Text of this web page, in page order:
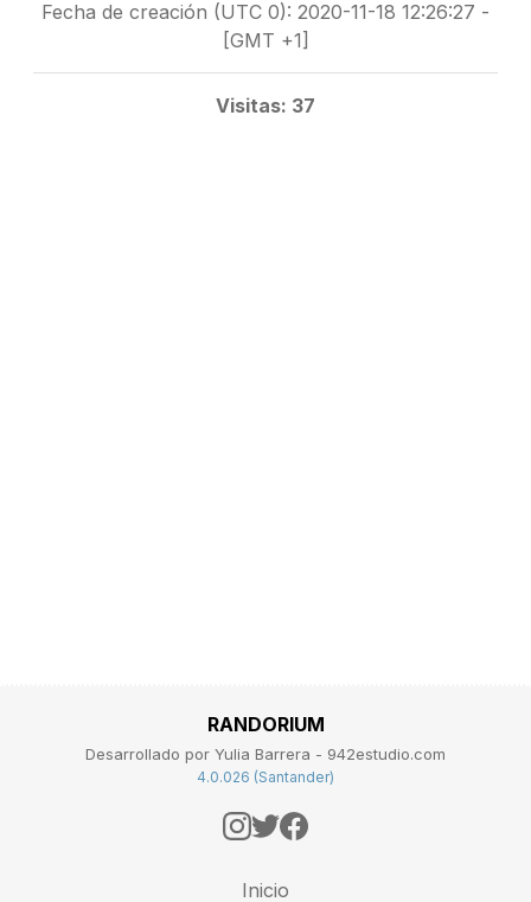
Fecha de creación (UTC 0): 2020-11-18 12:26:27 -
[GMT +1]
Visitas: 37
RANDORIUM
Desarrollado por Yulia Barrera - 942estudio.com
4.0.026 (Santander)
Inicio